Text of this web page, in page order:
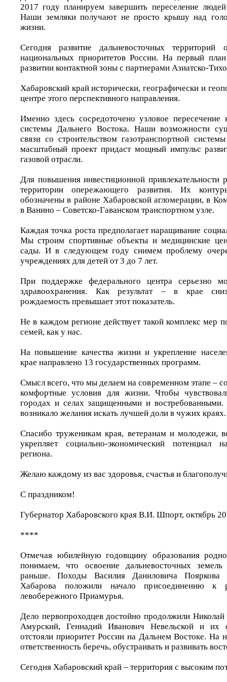
2017 году планируем завершить переселение
Наши земляки получают не просто крышу над
жизни.
Сегодня развитие дальневосточных
национальных приоритетов России. На первый
развитии контактной зоны с партнерами Азиатско-
Хабаровский край исторически, географически и
центре этого перспективного направления.
Именно здесь сосредоточено узловое пересечение
системы Дальнего Востока. Наши возможности
связи со строительством газотранспортной
масштабный проект придаст мощный импульс
газовой отрасли.
Для повышения инвестиционной
территории опережающего развития. Их
обозначены в районе Хабаровской агломерации, в
в Ванино – Советско-Гаванском транспортном узле.
Каждая точка роста предполагает наращивание
Мы строим спортивные объекты и медицинские
сады. И в следующем году снимем проблему
учреждениях для детей от 3 до 7 лет.
При поддержке федерального центра серьезно
здравоохранения. Как результат – в крае
рождаемость превышает этот показатель.
Не в каждом регионе действует такой комплекс мер
семей, как у нас.
На повышение качества жизни и укрепление
крае направлено 13 государственных программ.
Смысл всего, что мы делаем на современном этапе –
комфортные условия для жизни. Чтобы
городах и селах защищенными и
возникало желания искать лучшей доли в чужих краях.
Спасибо труженикам края, ветеранам и молодежи,
укрепляет социально-экономический потенциал
региона.
Желаю каждому из вас здоровья, счастья и
С праздником!
Губернатор Хабаровского края В.И. Шпорт, октябрь
****
Отмечая юбилейную годовщину образования
понимаем, что освоение дальневосточных земель
раньше. Походы Василия Даниловича
Хабарова положили начало присоединению к
левобережного Приамурья.
Дело первопроходцев достойно продолжили
Амурский, Геннадий Иванович Невельской и их
отстояли приоритет России на Дальнем Востоке. На
ответственность беречь, обустраивать и развивать
Сегодня Хабаровский край – территория с высоким